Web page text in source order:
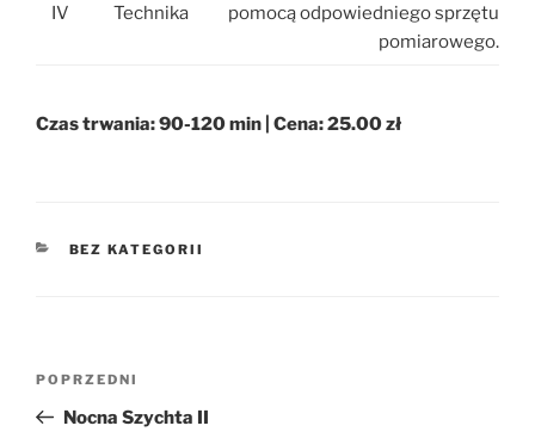
IV Technika
pomocą odpowiedniego sprzętu
pomiarowego.
Czas trwania: 90-120 min | Cena: 25.00 zł
KATEGORIE
BEZ KATEGORII
Poprzedni
wpis
POPRZEDNI
Nocna Szychta II